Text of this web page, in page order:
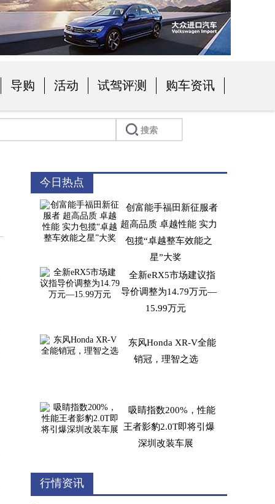
导购 活动 试驾评测 购车资讯
今日热点
创富能手福田新征服者
超高品质 卓越性能 实力
包揽“卓越整车效能之
星”大奖
全新eRX5市场建议指
导价调整为14.79万元—
15.99万元
东风Honda XR-V全能
销冠，理智之选
吸睛指数200%，性能
王者影豹2.0T即将引爆
深圳改装车展
不负夏日旅程好时光
行情资讯